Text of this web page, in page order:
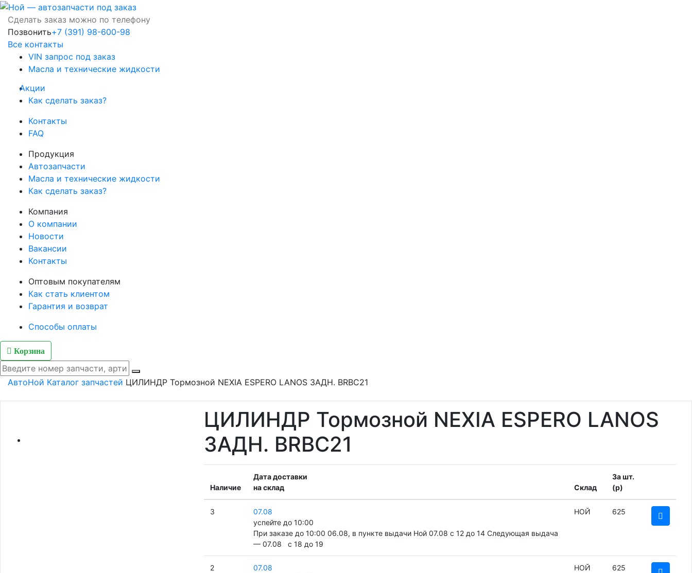
Сделать заказ можно по телефону
Позвонить+7 (391) 98-600-98
Все контакты
VIN запрос под заказ
Масла и технические жидкости
Акции
Как сделать заказ?
Контакты
FAQ
Продукция
Автозапчасти
Масла и технические жидкости
Как сделать заказ?
Компания
О компании
Новости
Вакансии
Контакты
Оптовым покупателям
Как стать клиентом
Гарантия и возврат
Способы оплаты
Корзина
АвтоНой Каталог запчастей ЦИЛИНДР Тормозной NEXIA ESPERO LANOS ЗАДН. BRBC21
ЦИЛИНДР Тормозной NEXIA ESPERO LANOS
ЗАДН. BRBC21
Наличие
Дата доставки
на склад
Склад
За шт.
(p)
3
07.08
успейте до 10:00
При заказе до 10:00 06.08, в пункте выдачи Ной 07.08 c 12 до 14 Следующая выдача
— 07.08 c 18 до 19
НОЙ 625
2
07.08
НОЙ
625